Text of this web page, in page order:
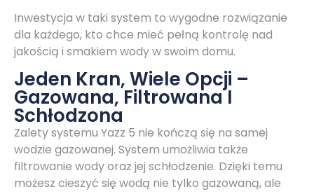
Inwestycja w taki system to wygodne rozwiązanie
dla każdego, kto chce mieć pełną kontrolę nad
jakością i smakiem wody w swoim domu.
Jeden Kran, Wiele Opcji –
Gazowana, Filtrowana I
Schłodzona
Zalety systemu Yazz 5 nie kończą się na samej
wodzie gazowanej. System umożliwia także
filtrowanie wody oraz jej schłodzenie. Dzięki temu
możesz cieszyć się wodą nie tylko gazowaną, ale